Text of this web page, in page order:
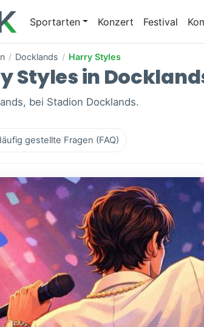
Sportarten Konzert Festival
/ Docklands / Harry Styles
Styles in
bei Stadion Docklands.
gestellte Fragen (FAQ)